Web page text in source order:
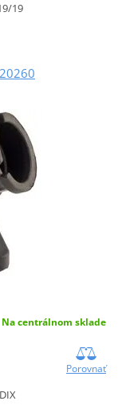
19
Na centrálnom sklade
Porovnať